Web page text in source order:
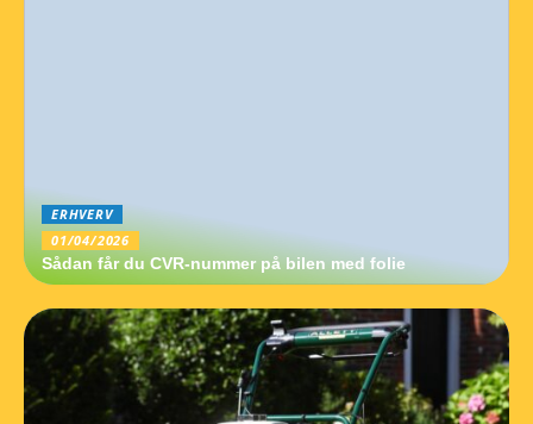
ERHVERV
01/04/2026
Sådan får du CVR-nummer på bilen med folie